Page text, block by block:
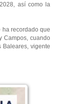
así como la
ha recordado que
Campos, cuando
Baleares, vigente